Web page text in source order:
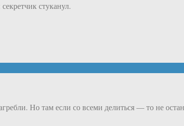
стуканул.
Но там если со всеми делиться — то не